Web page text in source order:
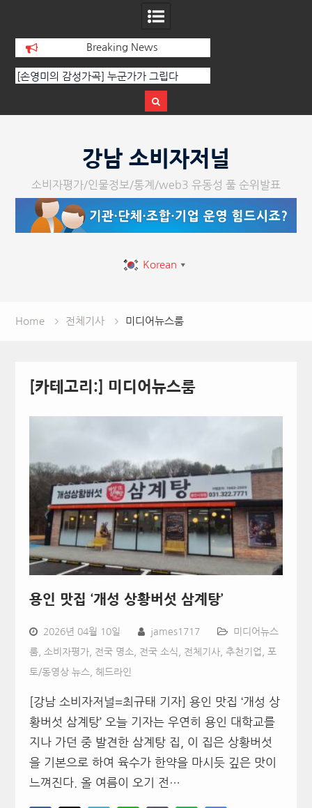
Breaking News
[인인칼럼 유준형] AI와 청문회: 진실을 부
다.
페스티벌’ 성
강남 소비자저널
소비자평가/인물정보/통계/web3 유동성 풀 순위발표
Korean ▼
Home 전체기사 미디어뉴스룸
[카테고리:] 미디어뉴스룸
용인 맛집 ‘개성 상황버섯 삼계탕’
2026년 04월 10일 james1717 미디어뉴스
룸, 소비자평가, 전국 명소 전국 소식 전체기사, 추천기업 포
토/동영상 뉴스 헤드라인
[강남 소비자저널=최규태 기자] 용인 맛집 ‘개성 상
황버섯 삼계탕’ 오늘 기자는 우연히 용인 대학교를
지나 가던 중 발견한 삼계탕 집, 이 집은 상황버섯
을 기본으로 하여 육수가 한약을 마시듯 깊은 맛이
느껴진다. 올 여름이 오기 전…